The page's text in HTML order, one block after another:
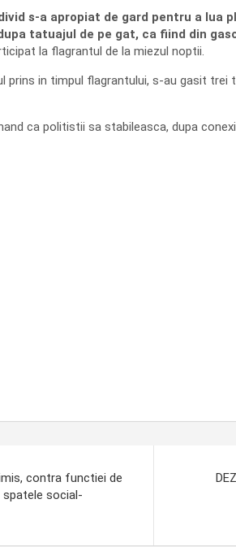
s-a apropiat de gard pentru a lua
tatuajul de pe gat, ca fiind din
la flagrantul de la miezul noptii.
prins in timpul flagrantului, s-au gasit
ca politistii sa stabileasca, dupa
contra functiei de
spatele social-